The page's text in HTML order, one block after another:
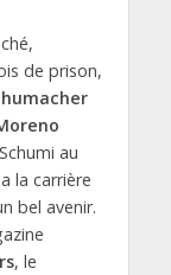
de prison,
au
la carrière
bel avenir.
, le